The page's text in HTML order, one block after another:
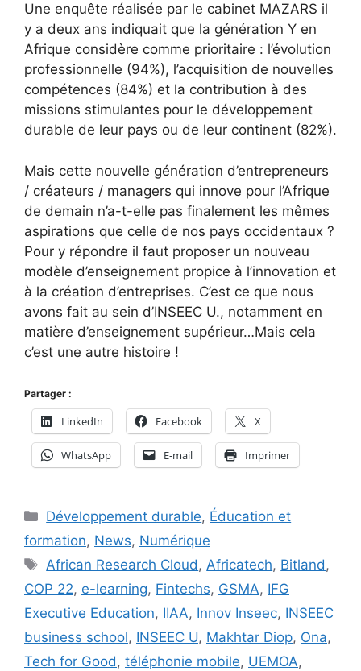
Une enquête réalisée par le cabinet MAZARS il
y a deux ans indiquait que la génération Y en
Afrique considère comme prioritaire : l’évolution
professionnelle (94%), l’acquisition de nouvelles
compétences (84%) et la contribution à des
missions stimulantes pour le développement
durable de leur pays ou de leur continent (82%).
Mais cette nouvelle génération d’entrepreneurs
/ créateurs / managers qui innove pour l’Afrique
de demain n’a-t-elle pas finalement les mêmes
aspirations que celle de nos pays occidentaux ?
Pour y répondre il faut proposer un nouveau
modèle d’enseignement propice à l’innovation et
à la création d’entreprises. C’est ce que nous
avons fait au sein d’INSEEC U., notamment en
matière d’enseignement supérieur…Mais cela
c’est une autre histoire !
Partager :
LinkedIn Facebook X
WhatsApp E-mail Imprimer
Catégories
Développement durable, Éducation et
formation, News, Numérique
Étiquettes
African Research Cloud,Africatech, Bitland,
COP 22, e-learning, Fintechs, GSMA, IFG
Executive Education, IIAA, Innov Inseec, INSEEC
business school, INSEEC U, Makhtar Diop, Ona,
Tech for Good, téléphonie mobile, UEMOA,